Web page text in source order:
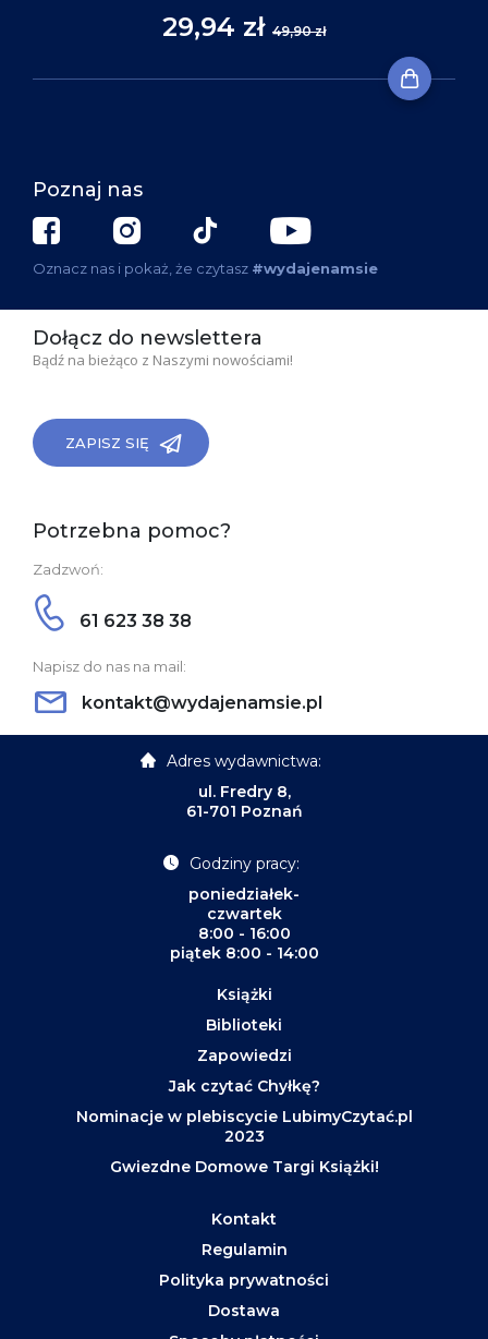
29,94 zł 49,90 zł
Poznaj nas
Oznacz nas i pokaż, że czytasz #wydajenamsie
Dołącz do newslettera
Bądź na bieżąco z Naszymi nowościami!
ZAPISZ SIĘ
Potrzebna pomoc?
Zadzwoń:
61 623 38 38
Napisz do nas na mail:
kontakt@wydajenamsie.pl
Adres wydawnictwa:
ul. Fredry 8,
61-701 Poznań
Godziny pracy:
poniedziałek-
czwartek
8:00 - 16:00
piątek 8:00 - 14:00
Książki
Biblioteki
Zapowiedzi
Jak czytać Chyłkę?
Nominacje w plebiscycie LubimyCzytać.pl
2023
Gwiezdne Domowe Targi Książki!
Kontakt
Regulamin
Polityka prywatności
Dostawa